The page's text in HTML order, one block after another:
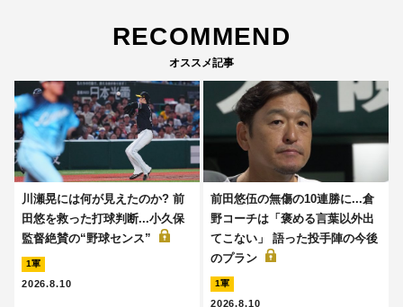
RECOMMEND
オススメ記事
川瀬晃には何が見えたのか? 前
田悠を救った打球判断...小久保
監督絶賛の“野球センス”
1軍
2026.8.10
前田悠伍の無傷の10連勝に...倉
野コーチは「褒める言葉以外出
てこない」 語った投手陣の今後
のプラン
1軍
2026.8.10